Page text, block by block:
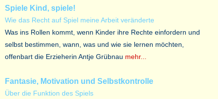
Spiele Kind, spiele!
Wie das Recht auf Spiel meine Arbeit veränderte
Was ins Rollen kommt, wenn Kinder ihre Rechte einfordern und
selbst bestimmen, wann, was und wie sie lernen möchten,
offenbart die Erzieherin Antje Grübnau mehr...
Fantasie, Motivation und Selbstkontrolle
Über die Funktion des Spiels